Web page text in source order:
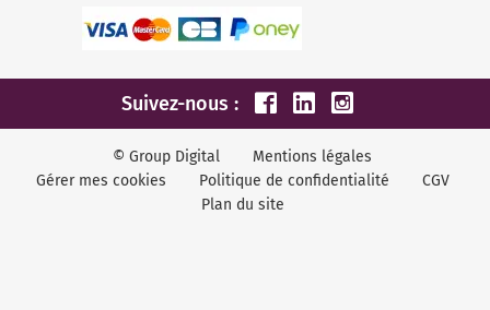
Suivez-nous :
© Group Digital
Mentions légales
Gérer mes cookies
Politique de confidentialité
CGV
Plan du site